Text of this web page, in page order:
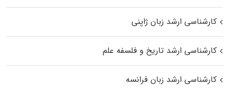
کارشناسی ارشد زبان ژاپنی
کارشناسی ارشد تاریخ و فلسفه علم
کارشناسی ارشد زبان فرانسه